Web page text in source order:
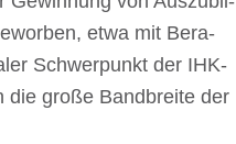
etwa mit Bera­
Schwer­punkt der IHK-
die große Band­breite der